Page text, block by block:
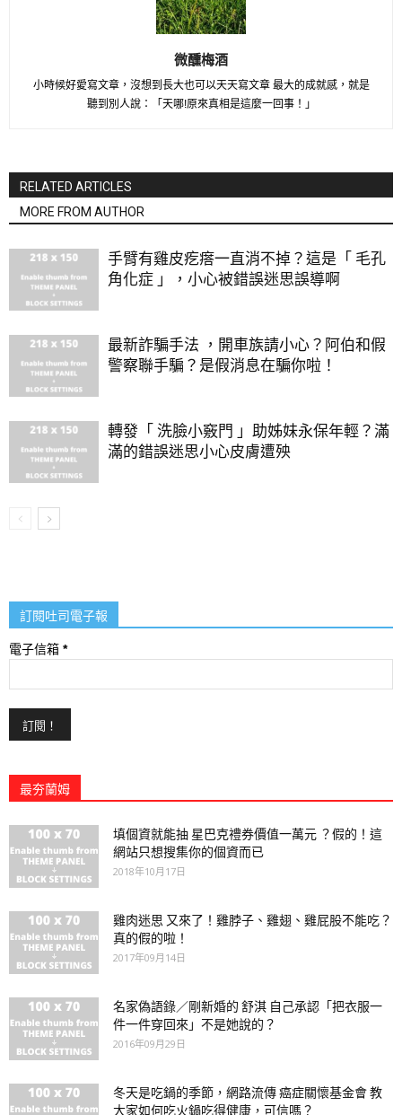
微醺梅酒
小時候好愛寫文章，沒想到長大也可以天天寫文章 最大的成就感，就是
聽到別人說：「天哪!原來真相是這麼一回事！」
RELATED ARTICLES
MORE FROM AUTHOR
手臂有雞皮疙瘩一直消不掉？這是「 毛孔
角化症 」，小心被錯誤迷思誤導啊
最新詐騙手法 ，開車族請小心？阿伯和假
警察聯手騙？是假消息在騙你啦！
轉發「 洗臉小竅門 」助姊妹永保年輕？滿
滿的錯誤迷思小心皮膚遭殃
訂閱吐司電子報
電子信箱 *
最夯蘭姆
填個資就能抽 星巴克禮券價值一萬元 ？假的！這
網站只想搜集你的個資而已
2018年10月17日
雞肉迷思 又來了！雞脖子、雞翅、雞屁股不能吃？
真的假的啦！
2017年09月14日
名家偽語錄／剛新婚的 舒淇 自己承認「把衣服一
件一件穿回來」不是她說的？
2016年09月29日
冬天是吃鍋的季節，網路流傳 癌症關懷基金會 教
大家如何吃火鍋吃得健康，可信嗎？